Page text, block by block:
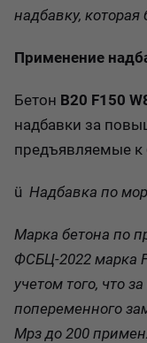
надбавку, которая
Применение
Бетон В20 F150
надбавки за
предъявляемые к
ü Надбавка по
Марка бетона по
ФСБЦ-2022 марка
учетом того, что
попеременного
Мрз до 200